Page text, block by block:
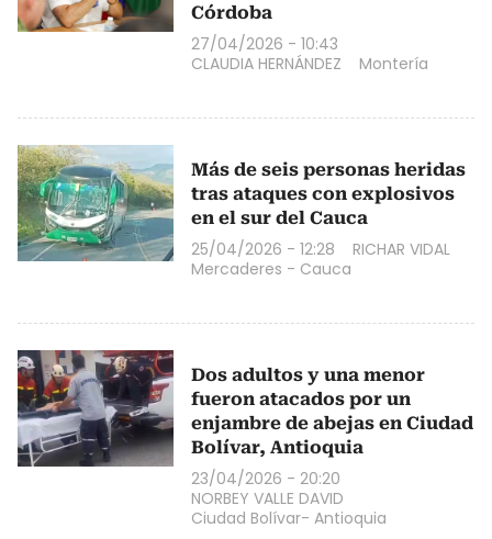
Córdoba
27/04/2026 - 10:43
CLAUDIA HERNÁNDEZ
Montería
Más de seis personas heridas
tras ataques con explosivos
en el sur del Cauca
25/04/2026 - 12:28
RICHAR VIDAL
Mercaderes - Cauca
Dos adultos y una menor
fueron atacados por un
enjambre de abejas en Ciudad
Bolívar, Antioquia
23/04/2026 - 20:20
NORBEY VALLE DAVID
Ciudad Bolívar- Antioquia